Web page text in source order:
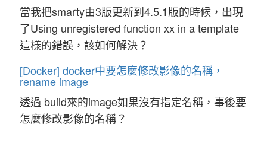
當我把smarty由3版更新到4.5.1版的時候，出現
了Using unregistered function xx in a template
這樣的錯誤，該如何解決？
[Docker] docker中要怎麼修改影像的名稱，
rename image
透過 build來的image如果沒有指定名稱，事後要
怎麼修改影像的名稱？